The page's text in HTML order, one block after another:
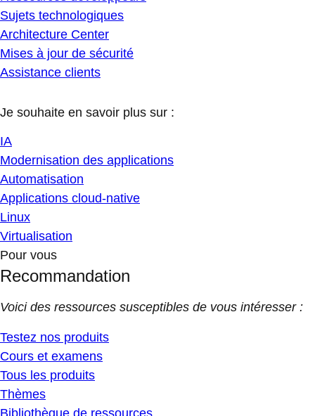
Sujets technologiques
Architecture Center
Mises à jour de sécurité
Assistance clients
Je souhaite en savoir plus sur :
IA
Modernisation des applications
Automatisation
Applications cloud-native
Linux
Virtualisation
Pour vous
Recommandation
Voici des ressources susceptibles de vous intéresser :
Testez nos produits
Cours et examens
Tous les produits
Thèmes
Bibliothèque de ressources